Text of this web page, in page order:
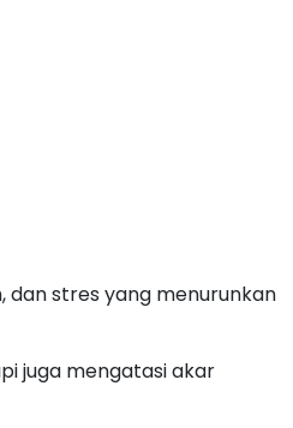
dan stres yang menurunkan
juga mengatasi akar